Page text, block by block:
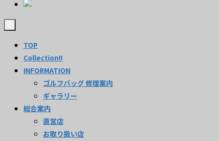
TOP
Collection!!
INFORMATION
ゴルフバッグ 修理案内
ギャラリー
総合案内
直営店
お取り扱い店